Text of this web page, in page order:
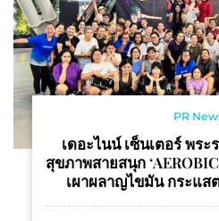
PR
เดอะไนน์ เซ็นเตอร์ พร
สุขภาพสายสนุก
เผาผลาญไขมัน กระแส